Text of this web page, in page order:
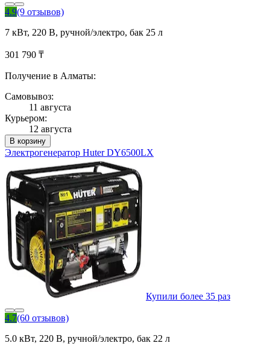
4.9(9 отзывов)
7 кВт, 220 В, ручной/электро, бак 25 л
301 790 ₸
Получение в Алматы:
Самовывоз:
11 августа
Курьером:
12 августа
В корзину
Электрогенератор Huter DY6500LX
Купили более 35 раз
4.7(60 отзывов)
5.0 кВт, 220 В, ручной/электро, бак 22 л